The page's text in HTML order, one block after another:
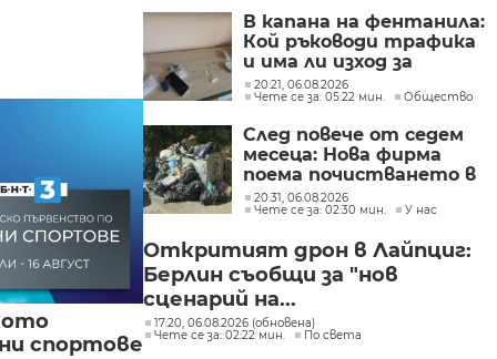
спортове
В капана на фентанила:
Кой ръководи трафика
и има ли изход за
пристрастените?
20:21, 06.08.2026
Чете се за: 05:22 мин.
Общество
След повече от седем
месеца: Нова фирма
поема почистването в
столичните райони
"Слатина", "Подуяне" и
20:31, 06.08.2026
Чете се за: 02:30 мин.
У нас
Откритият дрон в Лайпциг:
Берлин съобщи за "нов
сценарий на...
17:20, 06.08.2026 (обновена)
Чете се за: 02:22 мин.
По света